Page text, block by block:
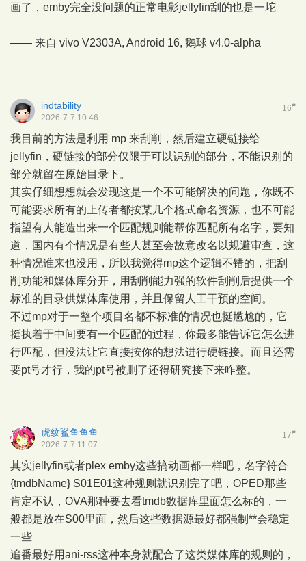
画了，emby完全没问题的正常电影jellyfin刮的也是一坨
—— 来自 vivo V2303A, Android 16, 鹅球 v4.0-alpha
16#
indtability
2026-7-7 10:46
我目前的方法是利用 mp 来刮削，然后建立硬链接给
jellyfin，硬链接的部分仅限于可以识别的部分，不能识别的
部分就留在原始目录下。
其实仔细想想就会发现这是一个不可能解决的问题，你既不
可能要求所有的上传者都按某几个格式命名资源，也不可能
指望有人能造出来一个匹配规则能帮你匹配所有名字，要知
道，国内有个情况是有些人甚至会故意改名以规避审查，这
种情况谁来也没用，所以我觉得mp这个逻辑不错的，把刮
削功能和媒体库分开，用刮削能力强的软件刮削后提供一个
标准的目录供媒体库使用，并且保留人工干预的空间。
不过mp对于一整个项目名都不标准的情况也挺尴尬的，它
挺执着于中间要有一个匹配的过程，你最多能告诉它怎么进
行匹配，但没法让它直接按你的想法进行硬链接。而且还需
要pt号才行，我的pt号被删了还得研究接下来咋整。
17#
虎纹鲨鱼鱼鱼
2026-7-7 11:07
其实jellyfin或者plex emby这些搞动画都一样吧，名字符合
{tmdbName} S01E01这种规则就识别完了吧，OPED那些
肯定不认，OVA那种要去看tmdb数据库里面怎么标的，一
般都是放在S00里面，然后这些数据源最好都强制**会稳定
一些
追番最好用ani-rss这种本身就配合了这类媒体库的规则的，